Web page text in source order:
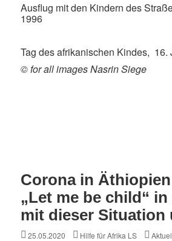
Ausflug mit den Kindern des
1996
Tag des afrikanischen Kindes, 16.
© for all images Nasrin Siege
Corona in
„Let me be child“
mit dieser
Posted
25.05.2020 Author
Hilfe für Afrika LS